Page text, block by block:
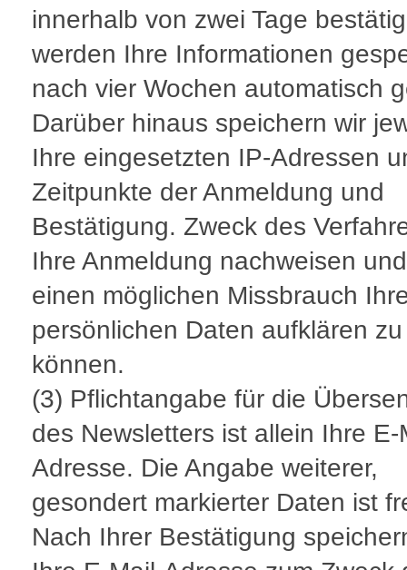
innerhalb von zwei Tage
werden Ihre Informationen
nach vier Wochen automatisch
Darüber hinaus speichern wir
Ihre eingesetzten IP-Adressen
Zeitpunkte der Anmeldung und
Bestätigung. Zweck des
Ihre Anmeldung nachweisen
einen möglichen Missbrauch
persönlichen Daten aufklären zu
können.
(3) Pflichtangabe für die
des Newsletters ist allein Ihre E-
Adresse. Die Angabe weiterer,
gesondert markierter Daten ist
Nach Ihrer Bestätigung